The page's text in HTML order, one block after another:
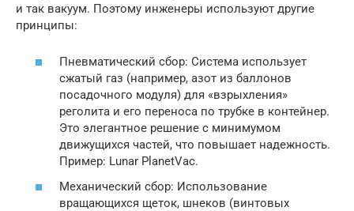
и так вакуум. Поэтому инженеры используют другие
принципы:
Пневматический сбор: Система использует
сжатый газ (например, азот из баллонов
посадочного модуля) для «взрыхления»
реголита и его переноса по трубке в контейнер.
Это элегантное решение с минимумом
движущихся частей, что повышает надежность.
Пример: Lunar PlanetVac.
Механический сбор: Использование
вращающихся щеток, шнеков (винтовых